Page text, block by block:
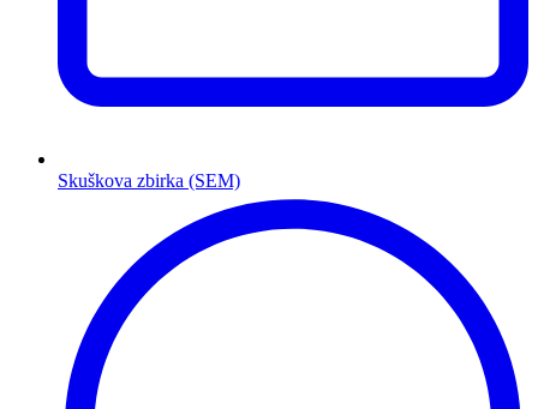
Skuškova zbirka (SEM)